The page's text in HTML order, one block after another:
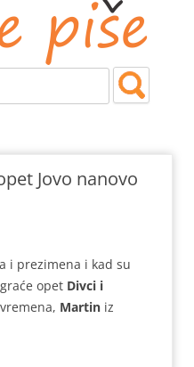
Jovo nanovo
i prezimena i kad su
opet Divci i
Martin iz